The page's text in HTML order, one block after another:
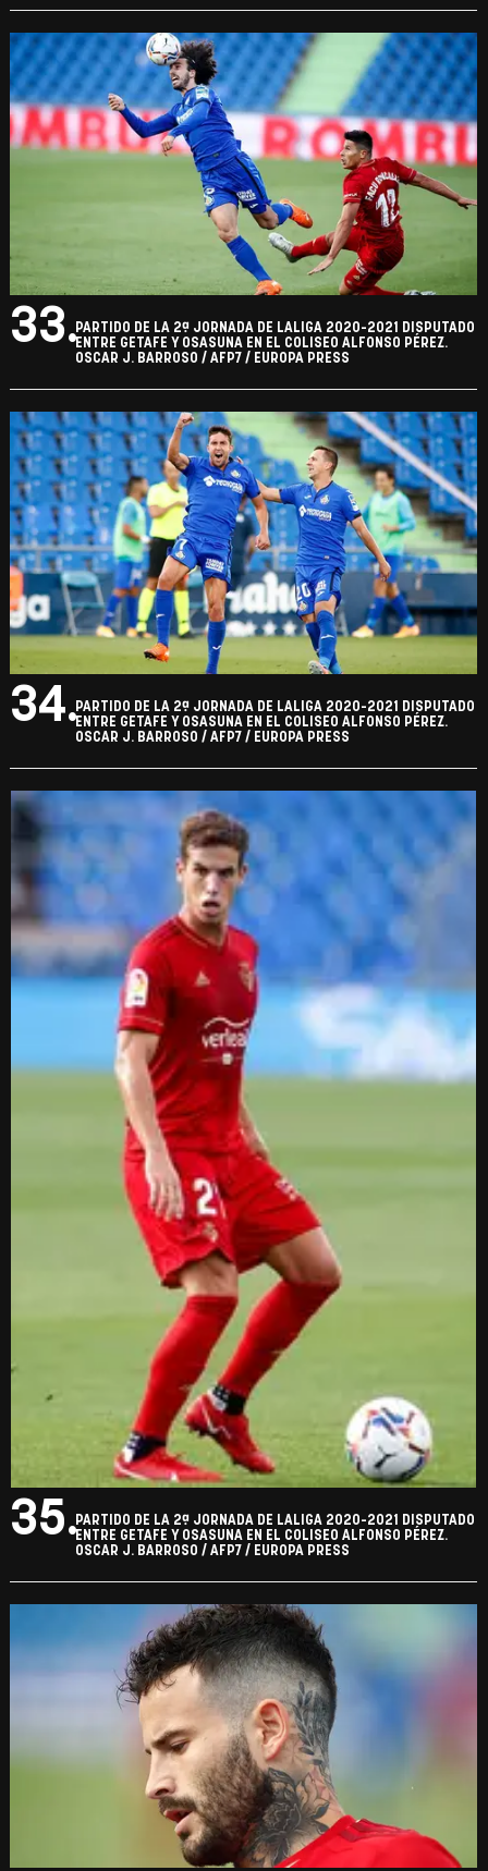
33.PARTIDO DE LA 2ª JORNADA DE LALIGA 2020-2021 DISPUTADO
ENTRE GETAFE Y OSASUNA EN EL COLISEO ALFONSO PÉREZ.
OSCAR J. BARROSO / AFP7 / EUROPA PRESS
34.PARTIDO DE LA 2ª JORNADA DE LALIGA 2020-2021 DISPUTADO
ENTRE GETAFE Y OSASUNA EN EL COLISEO ALFONSO PÉREZ.
OSCAR J. BARROSO / AFP7 / EUROPA PRESS
35.PARTIDO DE LA 2ª JORNADA DE LALIGA 2020-2021 DISPUTADO
ENTRE GETAFE Y OSASUNA EN EL COLISEO ALFONSO PÉREZ.
OSCAR J. BARROSO / AFP7 / EUROPA PRESS